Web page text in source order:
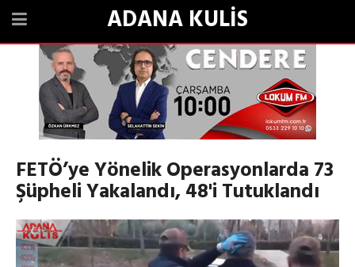
ADANA KULİS
FETÖ’ye Yönelik Operasyonlarda 73
Şüpheli Yakalandı, 48'i Tutuklandı